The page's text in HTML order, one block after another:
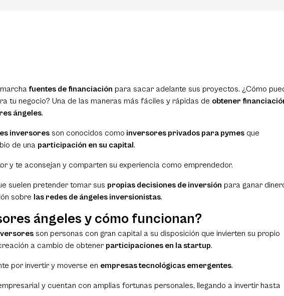
fuentes de financiación para sacar adelante sus proyectos. ¿Cómo
tu negocio? Una de las maneras más fáciles y rápidas de obtener
ángeles.
inversores son conocidos como inversores privados para pymes que
de una participación en su capital.
y te aconsejan y comparten su experiencia como emprendedor.
suelen pretender tomar sus propias decisiones de inversión para ganar
sobre las redes de ángeles inversionistas.
ángeles y cómo funcionan?
son personas con gran capital a su disposición que invierten su propio
a cambio de obtener participaciones en la startup.
por invertir y moverse en empresas tecnológicas emergentes.
y cuentan con amplias fortunas personales, llegando a invertir hasta